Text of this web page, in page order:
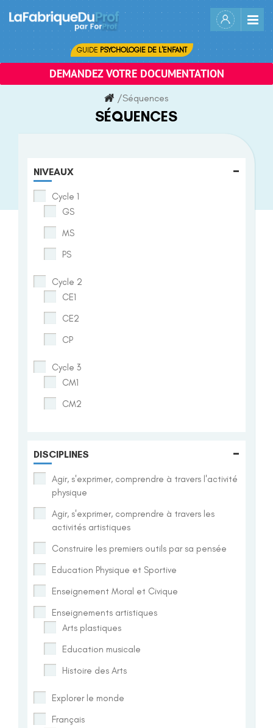
content
GUIDE PSYCHOLOGIE DE L'ENFANT
DEMANDEZ VOTRE DOCUMENTATION
/Séquences
SÉQUENCES
NIVEAUX -
Cycle 1
GS
MS
PS
Cycle 2
CE1
CE2
CP
Cycle 3
CM1
CM2
DISCIPLINES -
Agir, s'exprimer, comprendre à travers l'activité
physique
Agir, s'exprimer, comprendre à travers les
activités artistiques
Construire les premiers outils par sa pensée
Education Physique et Sportive
Enseignement Moral et Civique
Enseignements artistiques
Arts plastiques
Education musicale
Histoire des Arts
Explorer le monde
Français